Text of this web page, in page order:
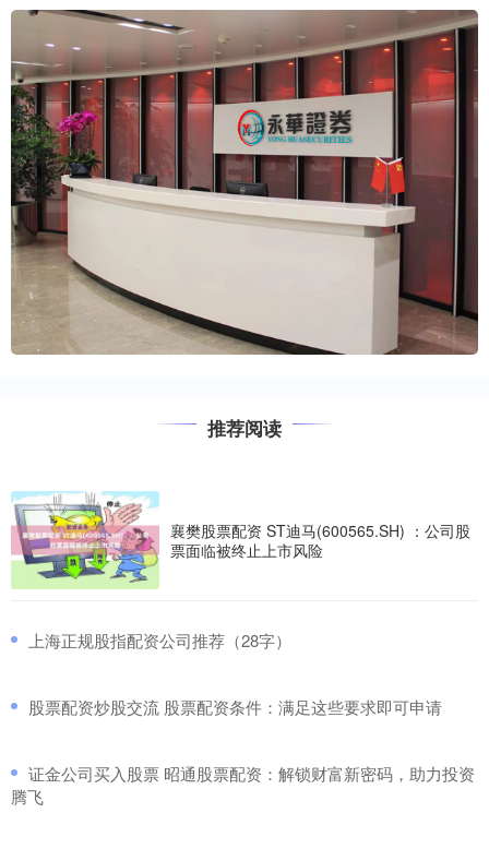
推荐阅读
襄樊股票配资 ST迪马(600565.SH) ：公司股
票面临被终止上市风险
​上海正规股指配资公司推荐（28字）
​股票配资炒股交流 股票配资条件：满足这些要求即可申请
​证金公司买入股票 昭通股票配资：解锁财富新密码，助力投资
腾飞